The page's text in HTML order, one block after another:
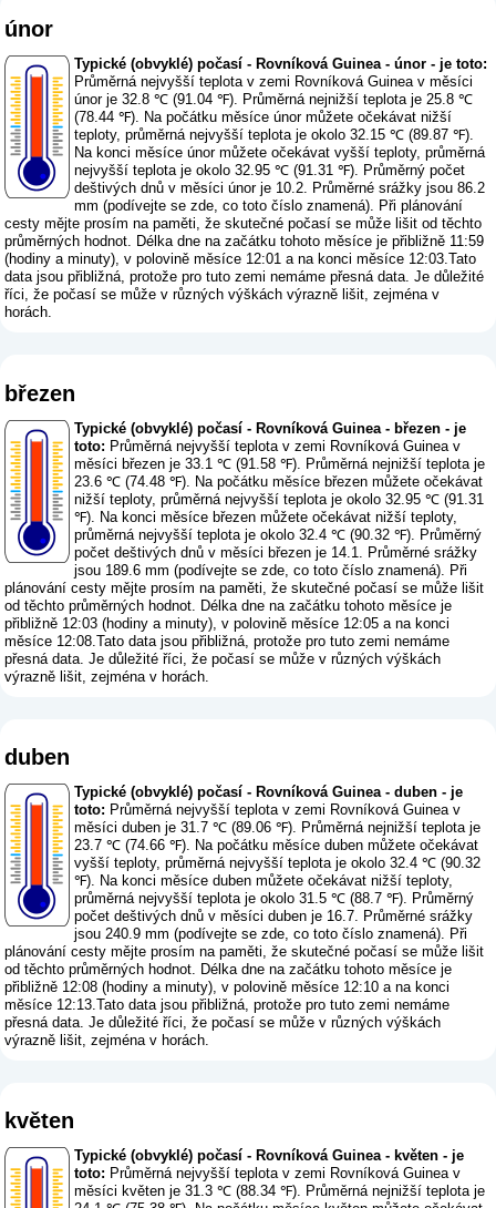
únor
Typické (obvyklé) počasí - Rovníková Guinea - únor - je toto:
Průměrná nejvyšší teplota v zemi Rovníková Guinea v měsíci
únor je 32.8 ℃ (91.04 ℉). Průměrná nejnižší teplota je 25.8 ℃
(78.44 ℉). Na počátku měsíce únor můžete očekávat nižší
teploty, průměrná nejvyšší teplota je okolo 32.15 ℃ (89.87 ℉).
Na konci měsíce únor můžete očekávat vyšší teploty, průměrná
nejvyšší teplota je okolo 32.95 ℃ (91.31 ℉). Průměrný počet
deštivých dnů v měsíci únor je 10.2. Průměrné srážky jsou 86.2
mm (podívejte se zde, co toto číslo znamená). Při plánování
cesty mějte prosím na paměti, že skutečné počasí se může lišit od těchto
průměrných hodnot. Délka dne na začátku tohoto měsíce je přibližně 11:59
(hodiny a minuty), v polovině měsíce 12:01 a na konci měsíce 12:03.Tato
data jsou přibližná, protože pro tuto zemi nemáme přesná data. Je důležité
říci, že počasí se může v různých výškách výrazně lišit, zejména v
horách.
březen
Typické (obvyklé) počasí - Rovníková Guinea - březen - je
toto: Průměrná nejvyšší teplota v zemi Rovníková Guinea v
měsíci březen je 33.1 ℃ (91.58 ℉). Průměrná nejnižší teplota je
23.6 ℃ (74.48 ℉). Na počátku měsíce březen můžete očekávat
nižší teploty, průměrná nejvyšší teplota je okolo 32.95 ℃ (91.31
℉). Na konci měsíce březen můžete očekávat nižší teploty,
průměrná nejvyšší teplota je okolo 32.4 ℃ (90.32 ℉). Průměrný
počet deštivých dnů v měsíci březen je 14.1. Průměrné srážky
jsou 189.6 mm (podívejte se zde, co toto číslo znamená). Při
plánování cesty mějte prosím na paměti, že skutečné počasí se může lišit
od těchto průměrných hodnot. Délka dne na začátku tohoto měsíce je
přibližně 12:03 (hodiny a minuty), v polovině měsíce 12:05 a na konci
měsíce 12:08.Tato data jsou přibližná, protože pro tuto zemi nemáme
přesná data. Je důležité říci, že počasí se může v různých výškách
výrazně lišit, zejména v horách.
duben
Typické (obvyklé) počasí - Rovníková Guinea - duben - je
toto: Průměrná nejvyšší teplota v zemi Rovníková Guinea v
měsíci duben je 31.7 ℃ (89.06 ℉). Průměrná nejnižší teplota je
23.7 ℃ (74.66 ℉). Na počátku měsíce duben můžete očekávat
vyšší teploty, průměrná nejvyšší teplota je okolo 32.4 ℃ (90.32
℉). Na konci měsíce duben můžete očekávat nižší teploty,
průměrná nejvyšší teplota je okolo 31.5 ℃ (88.7 ℉). Průměrný
počet deštivých dnů v měsíci duben je 16.7. Průměrné srážky
jsou 240.9 mm (podívejte se zde, co toto číslo znamená). Při
plánování cesty mějte prosím na paměti, že skutečné počasí se může lišit
od těchto průměrných hodnot. Délka dne na začátku tohoto měsíce je
přibližně 12:08 (hodiny a minuty), v polovině měsíce 12:10 a na konci
měsíce 12:13.Tato data jsou přibližná, protože pro tuto zemi nemáme
přesná data. Je důležité říci, že počasí se může v různých výškách
výrazně lišit, zejména v horách.
květen
Typické (obvyklé) počasí - Rovníková Guinea - květen - je
toto: Průměrná nejvyšší teplota v zemi Rovníková Guinea v
měsíci květen je 31.3 ℃ (88.34 ℉). Průměrná nejnižší teplota je